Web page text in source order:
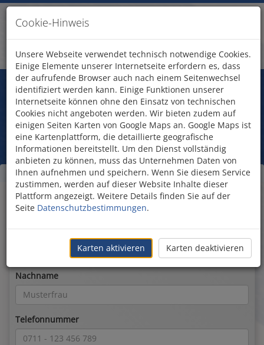
Flug nach Israel
Fragen?
Treten Sie mit uns in Kontakt!
Flug anfragen
Flug anfragen
Vorname
Nachname
Telefonnummer
Cookie-Hinweis
Unsere Webseite verwendet technisch notwendige Cookies.
Einige Elemente unserer Internetseite erfordern es, dass
der aufrufende Browser auch nach einem Seitenwechsel
identifiziert werden kann. Einige Funktionen unserer
Internetseite können ohne den Einsatz von technischen
Cookies nicht angeboten werden. Wir bieten zudem auf
einigen Seiten Karten von Google Maps an. Google Maps ist
eine Kartenplattform, die detaillierte geografische
Informationen bereitstellt. Um den Dienst vollständig
anbieten zu können, muss das Unternehmen Daten von
Ihnen aufnehmen und speichern. Wenn Sie diesem Service
zustimmen, werden auf dieser Website Inhalte dieser
Plattform angezeigt. Weitere Details finden Sie auf der
Seite Datenschutzbestimmungen.
Karten deaktivieren
Karten aktivieren